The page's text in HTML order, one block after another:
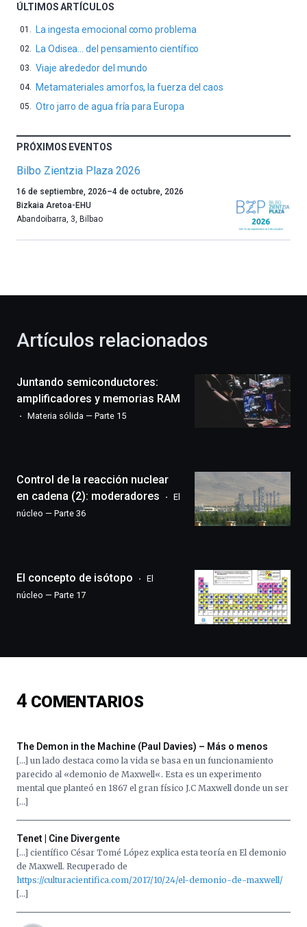
ÚLTIMOS ARTÍCULOS
La ingesta emocional como problema
La Odisea… del pensamiento científico
Viaje alrededor del mundo
Metamateriales amorfos, la fuerza del caos
Otro jarro de agua fría para Europa
PRÓXIMOS EVENTOS
Bilbo Zientzia Plaza 2026
Un
año
más,
celebración
novena
edición
un
festival
monólogos,
de
16
de
octubre.
iniciativa,
organizada
por
la
Cátedra…
16 de septiembre, 2026–4 de octubre, 2026
Bizkaia Aretoa-EHU
Abandoibarra, 3 Bilbao
Artículos relacionados
Juntando semiconductores:
amplificadores y memorias RAM
Materia sólida — Parte 15
Control de la reacción nuclear
en cadena (2): moderadores
El
núcleo — Parte 36
El concepto de isótopo
El
núcleo — Parte 17
4 COMENTARIOS
The Demon in the Machine (Paul Davies) – Más o menos
[…] un lado destaca como la vida se basa en un funcionamiento
parecido al «demonio de Maxwell«. Esta es un experimento
mental que planteó en 1867 el gran físico J.C Maxwell donde un ser
[…]
Tenet | Cine Divergente
[…] científico César Tomé López explica esta teoría en El demonio
de Maxwell. Recuperado de
https://culturacientifica.com/2017/10/24/el-demonio-de-maxwell/
[…]